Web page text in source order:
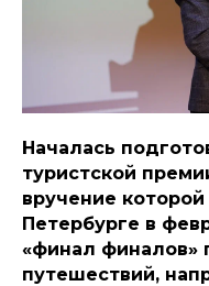
Началась
туристской
вручение
Петербурге в
«финал финалов»
путешествий,